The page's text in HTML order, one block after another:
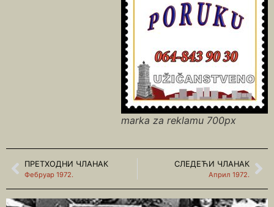
marka za reklamu 700px
ПРЕТХОДНИ ЧЛАНАК
Фебруар 1972.
СЛЕДЕЋИ ЧЛАНАК
Април 1972.